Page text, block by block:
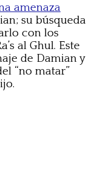
amenaza
su búsqueda
con los
al Ghul. Este
de Damian y
“no matar”